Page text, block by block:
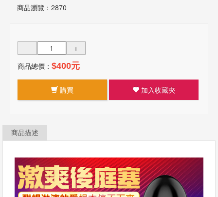
商品瀏覽： 2870
-
+
商品總價： $400元
購買 加入收藏夾
商品描述